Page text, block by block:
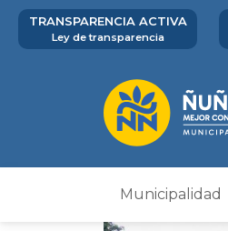
TRANSPARENCIA ACTIVA
Ley de transparencia
Municipalidad